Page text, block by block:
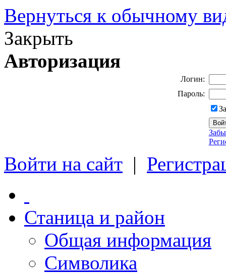
Вернуться к обычному
Закрыть
Авторизация
Логин:
Пароль:
Войти на сайт |
Станица и район
Общая информация
Символика